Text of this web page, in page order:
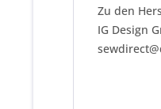
Zu den
IG Design